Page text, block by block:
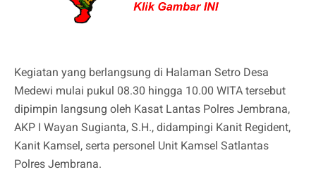
Kegiatan yang berlangsung di Halaman Setro Desa
Medewi mulai pukul 08.30 hingga 10.00 WITA tersebut
dipimpin langsung oleh Kasat Lantas Polres Jembrana,
AKP I Wayan Sugianta, S.H., didampingi Kanit Regident,
Kanit Kamsel, serta personel Unit Kamsel Satlantas
Polres Jembrana.